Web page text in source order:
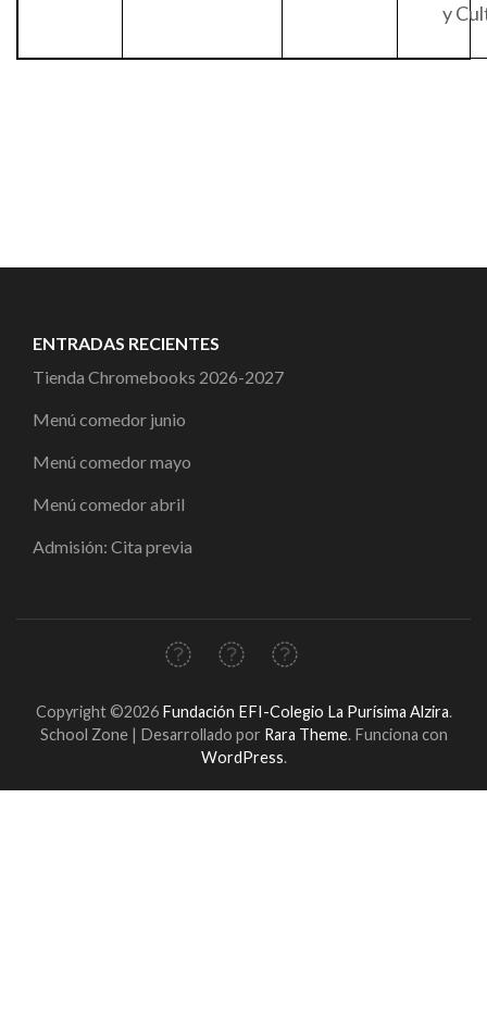
y
ENTRADAS RECIENTES
Tienda Chromebooks 2026-2027
Menú comedor junio
Menú comedor mayo
Menú comedor abril
Admisión: Cita previa
Copyright ©2026 Fundación EFI-Colegio La Purísima Alzira.
School Zone | Desarrollado por Rara Theme. Funciona con
WordPress.